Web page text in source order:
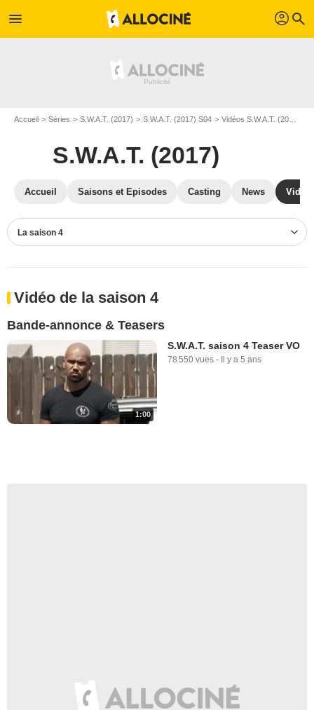
menu profil search
Accueil Séries S.W.A.T. (2017) S.W.A.T. (2017) S04 Vidéos S.W.A.T. (2017)
S.W.A.T. (2017)
Accueil Saisons et Episodes Casting News
La saison 4
Vidéo de la saison 4
Bande-annonce & Teasers
1:00
S.W.A.T. saison 4 Teaser VO
78 550 vues - Il y a 5 ans